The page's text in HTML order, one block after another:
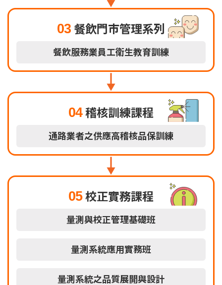
03 餐飲門市管理系列
餐飲服務業員工衛生教育訓練
04 稽核訓練課程
通路業者之供應高稽核品保訓練
05 校正實務課程
量測與校正管理基礎班
量測系統應用實務班
量測系統之品質展開與設計